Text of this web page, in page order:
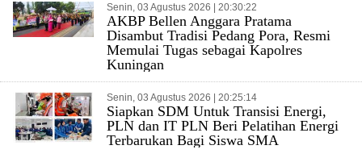
Senin, 03 Agustus 2026 | 20:30:22
AKBP Bellen Anggara Pratama
Disambut Tradisi Pedang Pora, Resmi
Memulai Tugas sebagai Kapolres
Kuningan
Senin, 03 Agustus 2026 | 20:25:14
Siapkan SDM Untuk Transisi Energi,
PLN dan IT PLN Beri Pelatihan Energi
Terbarukan Bagi Siswa SMA